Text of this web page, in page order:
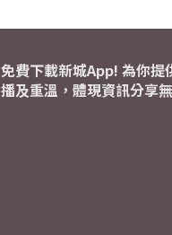
免費下載新城App! 為你提
播及重溫，體現資訊分享